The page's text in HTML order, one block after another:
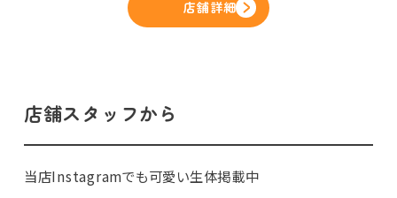
店舗詳細
店舗スタッフから
当店Instagramでも可愛い生体掲載中